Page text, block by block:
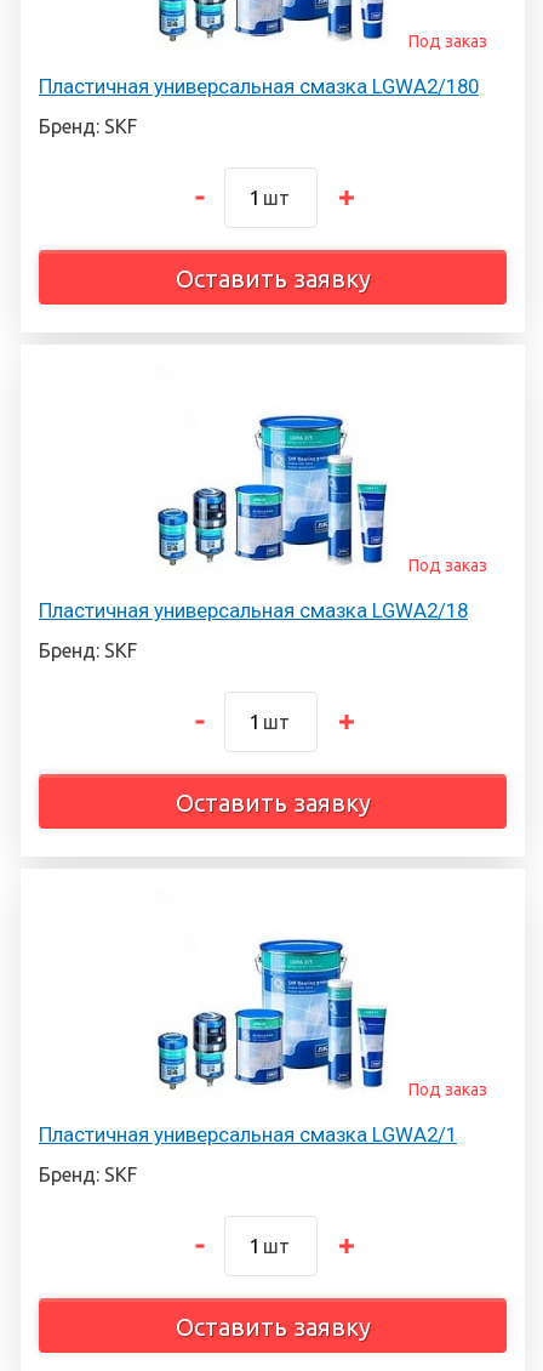
Пластичная универсальная смазка LGWA2/180
Под заказ
Бренд: SKF
шт
Оставить заявку
Пластичная универсальная смазка LGWA2/18
Под заказ
Бренд: SKF
шт
Оставить заявку
Пластичная универсальная смазка LGWA2/1
Под заказ
Бренд: SKF
шт
Оставить заявку